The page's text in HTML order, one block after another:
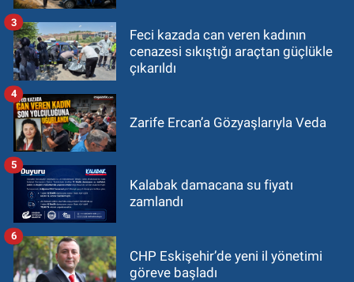
Feci kazada can veren kadının
cenazesi sıkıştığı araçtan güçlükle
çıkarıldı
3
Zarife Ercan’a Gözyaşlarıyla Veda
4
Kalabak damacana su fiyatı
zamlandı
5
CHP Eskişehir’de yeni il yönetimi
göreve başladı
6